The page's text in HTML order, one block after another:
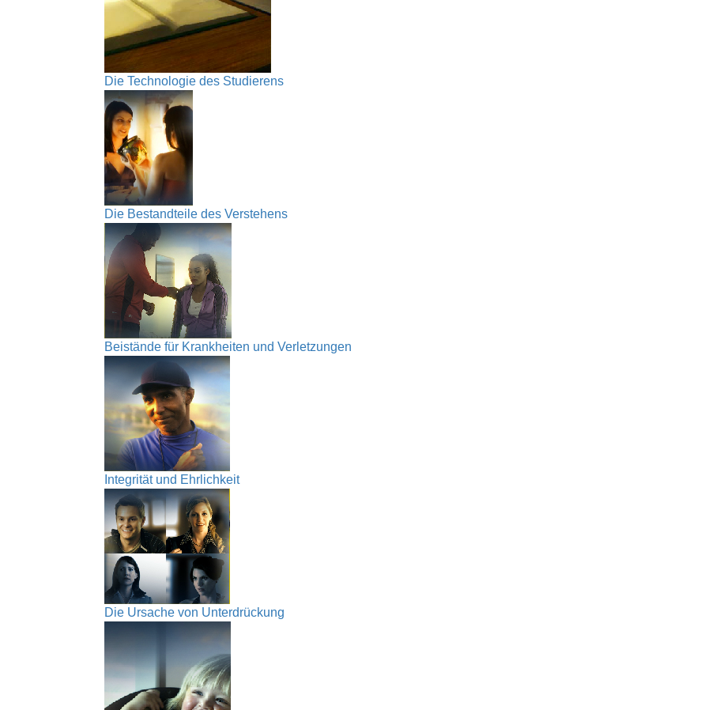
Die Technologie des Studierens
Die Bestandteile des Verstehens
Beistände für Krankheiten und Verletzungen
Integrität und Ehrlichkeit
Die Ursache von Unterdrückung